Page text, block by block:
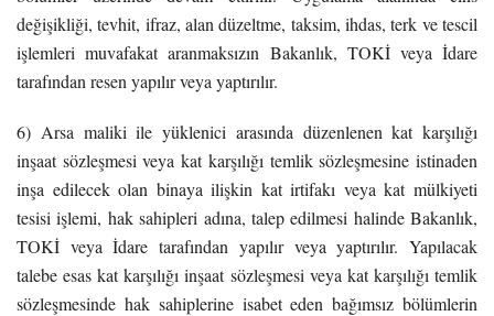
değişikliği, tevhit, ifraz, alan düzeltme, taksim, ihdas, terk ve tescil
işlemleri muvafakat aranmaksızın Bakanlık, TOKİ veya İdare
tarafından resen yapılır veya yaptırılır.
6) Arsa maliki ile yüklenici arasında düzenlenen kat karşılığı
inşaat sözleşmesi veya kat karşılığı temlik sözleşmesine istinaden
inşa edilecek olan binaya ilişkin kat irtifakı veya kat mülkiyeti
tesisi işlemi, hak sahipleri adına, talep edilmesi halinde Bakanlık,
TOKİ veya İdare tarafından yapılır veya yaptırılır. Yapılacak
talebe esas kat karşılığı inşaat sözleşmesi veya kat karşılığı temlik
sözleşmesinde hak sahiplerine isabet eden bağımsız bölümlerin